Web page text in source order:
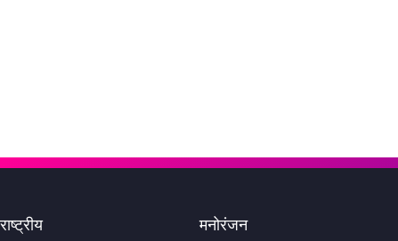
राष्ट्रीय मनोरंजन